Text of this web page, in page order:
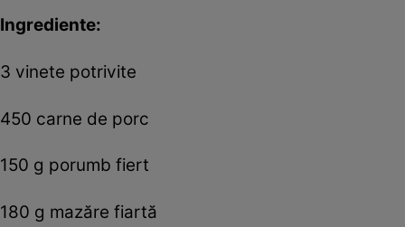
Ingrediente:
3 vinete potrivite
450 carne de porc
150 g porumb fiert
180 g mazăre fiartă